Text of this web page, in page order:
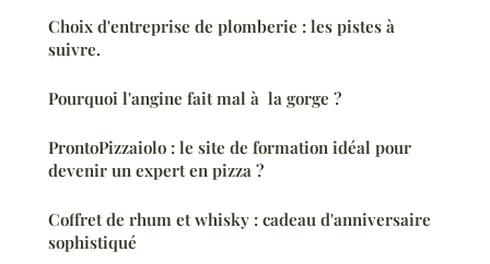
Choix d'entreprise de plomberie : les pistes à
suivre.
Pourquoi l'angine fait mal à la gorge ?
ProntoPizzaiolo : le site de formation idéal pour
devenir un expert en pizza ?
Coffret de rhum et whisky : cadeau d'anniversaire
sophistiqué